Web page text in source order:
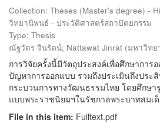
Collection: Theses (Master's degree) -
วิทยานิพนธ์ - ประวัติศาสตร์สถาปัตยกรรม
Type: Thesis
ณัฐวัตร จินรัตน์; Nattawat Jinrat (มหาวิทย
การวิจัยครั้งนี้มีวัตถุประสงค์เพื่อศึกษาการ
ปัญหาการออกแบบ รวมถึงประเมินถึงประ
กระบวนการทางวัฒนธรรมไทย โดยศึกษ
แบบพระราชนิยมฯในรัชกาลพระบาทสมเด็
File in this item: Fulltext.pdf